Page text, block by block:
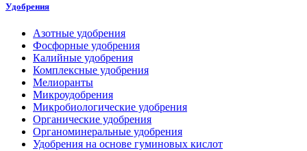
Удобрения
Азотные удобрения
Фосфорные удобрения
Калийные удобрения
Комплексные удобрения
Мелиоранты
Микроудобрения
Микробиологические удобрения
Органические удобрения
Органоминеральные удобрения
Удобрения на основе гуминовых кислот